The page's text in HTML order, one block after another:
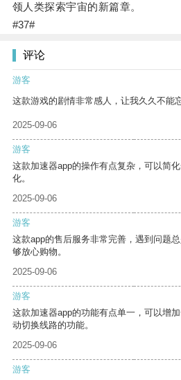
领人类探索宇宙的新篇章。
#37#
评论
游客
这款游戏的剧情非常感人，让我久久不能忘
2025-09-06
游客
这款加速器app的操作有点复杂，可以简
化。
2025-09-06
游客
这款app的售后服务非常完善，遇到问题
够放心购物。
2025-09-06
游客
这款加速器app的功能有点单一，可以增
动切换线路的功能。
2025-09-06
游客